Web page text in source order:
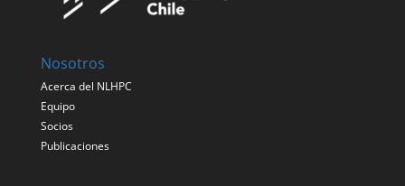
Nosotros
Acerca del NLHPC
Equipo
Socios
Publicaciones